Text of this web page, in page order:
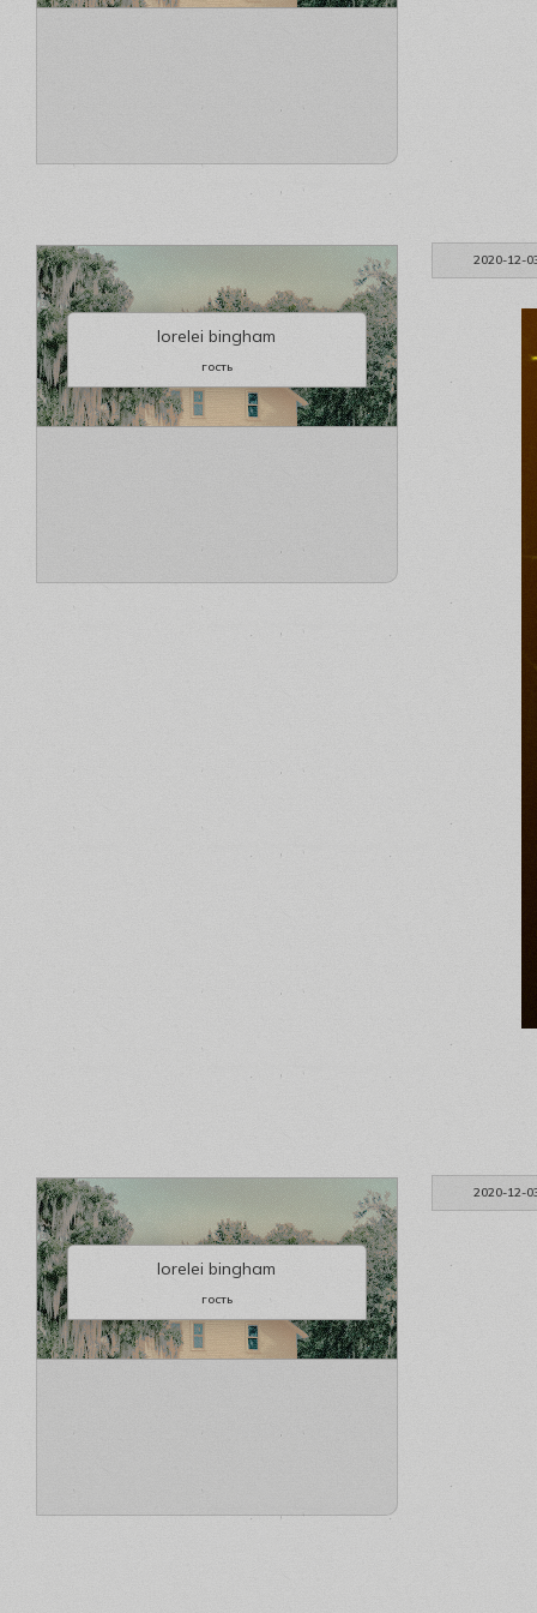
2020-12-
lorelei bingham
гость
2020-12-
lorelei bingham
гость